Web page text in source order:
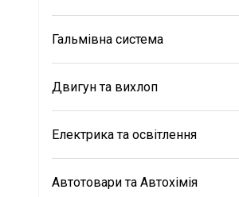
Гальмівна система
Двигун та вихлоп
Електрика та освітлення
Автотовари та Автохімія